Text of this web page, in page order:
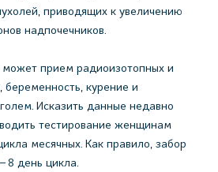
приводящих к увеличению
надпочечников.
может прием радиоизотопных и
беременность, курение и
Исказить данные недавно
тестирование женщинам
месячных. Как правило, забор
8 день цикла.